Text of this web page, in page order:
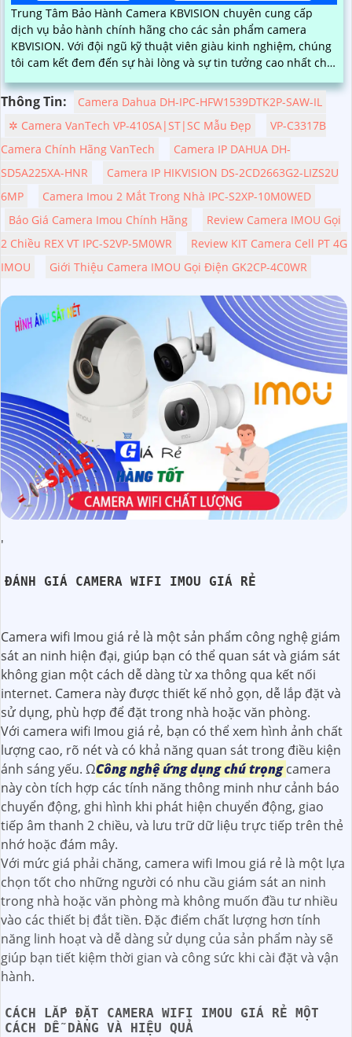
Trung Tâm Bảo Hành Camera KBVISION chuyên cung cấp
dịch vụ bảo hành chính hãng cho các sản phẩm camera
KBVISION. Với đội ngũ kỹ thuật viên giàu kinh nghiệm, chúng
tôi cam kết đem đến sự hài lòng và sự tin tưởng cao nhất cho
khách hàng
Thông Tin:
Camera Dahua DH-IPC-HFW1539DTK2P-SAW-IL
✲ Camera VanTech VP-410SA|ST|SC Mẫu Đẹp
VP-C3317B
Camera Chính Hãng VanTech
Camera IP DAHUA DH-
SD5A225XA-HNR
Camera IP HIKVISION DS-2CD2663G2-LIZS2U
6MP
Camera Imou 2 Mắt Trong Nhà IPC-S2XP-10M0WED
Báo Giá Camera Imou Chính Hãng
Review Camera IMOU Gọi
2 Chiều REX VT IPC-S2VP-5M0WR
Review KIT Camera Cell PT 4G
IMOU
Giới Thiệu Camera IMOU Gọi Điện GK2CP-4C0WR
'
ĐÁNH GIÁ CAMERA WIFI IMOU GIÁ RẺ
Camera wifi Imou giá rẻ là một sản phẩm công nghệ giám
sát an ninh hiện đại, giúp bạn có thể quan sát và giám sát
không gian một cách dễ dàng từ xa thông qua kết nối
internet. Camera này được thiết kế nhỏ gọn, dễ lắp đặt và
sử dụng, phù hợp để đặt trong nhà hoặc văn phòng.
Với camera wifi Imou giá rẻ, bạn có thể xem hình ảnh chất
lượng cao, rõ nét và có khả năng quan sát trong điều kiện
ánh sáng yếu. ΩCông nghệ ứng dụng chú trọngcamera
này còn tích hợp các tính năng thông minh như cảnh báo
chuyển động, ghi hình khi phát hiện chuyển động, giao
tiếp âm thanh 2 chiều, và lưu trữ dữ liệu trực tiếp trên thẻ
nhớ hoặc đám mây.
Với mức giá phải chăng, camera wifi Imou giá rẻ là một lựa
chọn tốt cho những người có nhu cầu giám sát an ninh
trong nhà hoặc văn phòng mà không muốn đầu tư nhiều
vào các thiết bị đắt tiền. Đặc điểm chất lượng hơn tính
năng linh hoạt và dễ dàng sử dụng của sản phẩm này sẽ
giúp bạn tiết kiệm thời gian và công sức khi cài đặt và vận
hành.
CÁCH LẮP ĐẶT CAMERA WIFI IMOU GIÁ RẺ MỘT
CÁCH DỄ DÀNG VÀ HIỆU QUẢ